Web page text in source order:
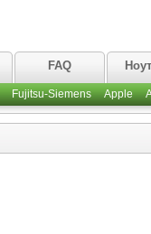
FAQ
Fujitsu-Siemens Apple